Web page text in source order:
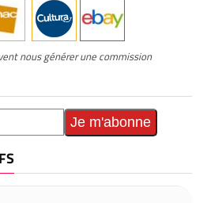
nous générer une commission